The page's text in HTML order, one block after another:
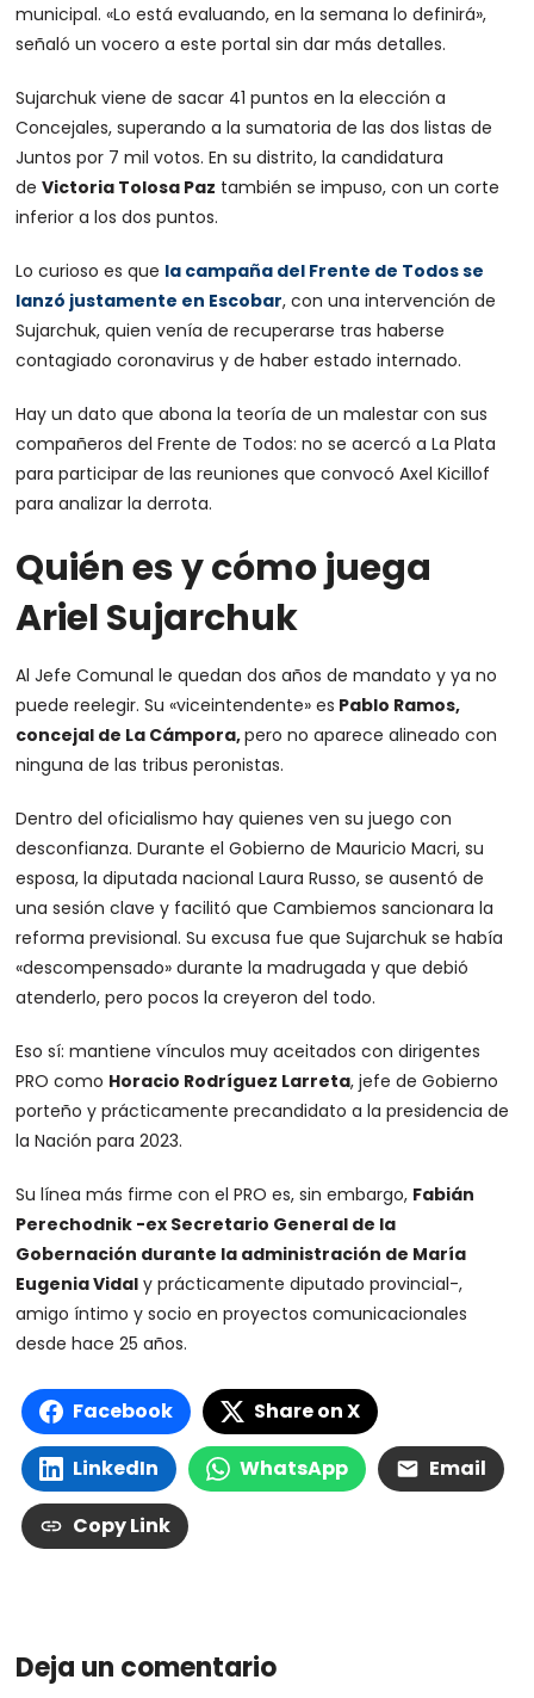
municipal. «Lo está evaluando, en la semana lo definirá»,
señaló un vocero a este portal sin dar más detalles.
Sujarchuk viene de sacar 41 puntos en la elección a
Concejales, superando a la sumatoria de las dos listas de
Juntos por 7 mil votos. En su distrito, la candidatura
deVictoria Tolosa Paz también se impuso, con un corte
inferior a los dos puntos.
Lo curioso es que la campaña del Frente de Todos se
lanzó justamente en Escobar, con una intervención de
Sujarchuk, quien venía de recuperarse tras haberse
contagiado coronavirus y de haber estado internado.
Hay un dato que abona la teoría de un malestar con sus
compañeros del Frente de Todos: no se acercó a La Plata
para participar de las reuniones que convocó Axel Kicillof
para analizar la derrota.
Quién es y cómo juega
Ariel Sujarchuk
Al Jefe Comunal le quedan dos años de mandato y ya no
puede reelegir. Su «viceintendente» es Pablo Ramos,
concejal de La Cámpora,pero no aparece alineado con
ninguna de las tribus peronistas.
Dentro del oficialismo hay quienes ven su juego con
desconfianza. Durante el Gobierno de Mauricio Macri, su
esposa, la diputada nacional Laura Russo, se ausentó de
una sesión clave y facilitó que Cambiemos sancionara la
reforma previsional. Su excusa fue que Sujarchuk se había
«descompensado» durante la madrugada y que debió
atenderlo, pero pocos la creyeron del todo.
Eso sí: mantiene vínculos muy aceitados con dirigentes
PRO como Horacio Rodríguez Larreta, jefe de Gobierno
porteño y prácticamente precandidato a la presidencia de
la Nación para 2023.
Su línea más firme con el PRO es, sin embargo, Fabián
Perechodnik -ex Secretario General de la
Gobernación durante la administración de María
Eugenia Vidal y prácticamente diputado provincial-,
amigo íntimo y socio en proyectos comunicacionales
desde hace 25 años.
Facebook Share on X
LinkedIn WhatsApp Email
Copy Link
Deja un comentario